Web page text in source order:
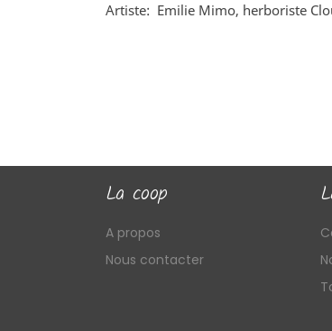
Artiste: Emilie Mimo, herboriste
La coop
A propos
Nous contacter